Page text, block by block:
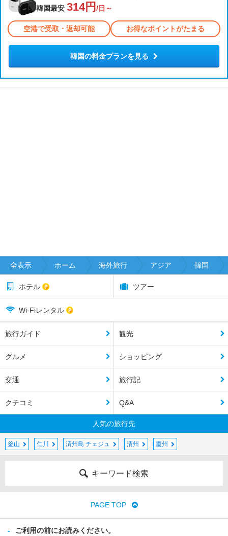
韓国最安 314円 /日～
空港で受取・返却可能 お得なポイントがたまる
韓国の料金プランを見る
全表示 ホーム 海外旅行 アジア 韓国
ホテル ツアー
Wi-Fiレンタル
旅行ガイド 観光
グルメ ショッピング
交通 旅行記
クチコミ Q&A
人気の旅行先
釜山 仁川 済州島 チェジュ 清州 慶州
キーワード検索
PAGE TOP
ご利用の前にお読みください。